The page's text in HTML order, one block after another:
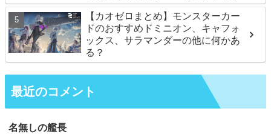
【カオゼロまとめ】モンスターカー
ドのおすすめドミニオン、キャフォ
ックス、サラマンダーの他に何かあ
る？
最近のコメント
名無しの艦長